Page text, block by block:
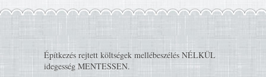
Építkezés rejtett költségek mellébeszélés NÉLKÜL
idegesség MENTESSEN.